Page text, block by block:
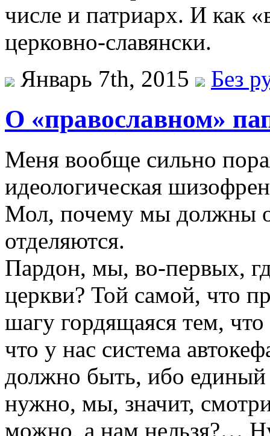
числе и патриарх. И как
церковно-славянски.
Январь 7th, 2015
Без
О «православном»
Меня вообще сильно
идеологическая
Мол, почему мы должны
отделяются.
Пардон, мы, во-первых,
церкви? Той самой, что
шагу гордящаяся тем,
что у нас система
должно быть, ибо
нужно, мы, значит,
можно, а нам нельзя?…